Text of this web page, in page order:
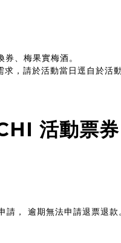
、梅果實梅酒。
，請於活動當日逕自於活動
活動票券
請， 逾期無法申請退票退款